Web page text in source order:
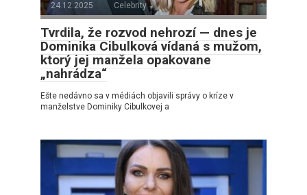
24.12.2025 Celebrity
Tvrdila, že rozvod nehrozí — dnes je
Dominika Cibulková vídaná s mužom,
ktorý jej manžela opakovane
„nahrádza“
Ešte nedávno sa v médiách objavili správy o kríze v
manželstve Dominiky Cibulkovej a